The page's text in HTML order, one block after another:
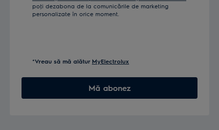
poţi dezabona de la comunicările de marketing
personalizate în orice moment.
*Vreau să mă alătur MyElectrolux
Mă abonez